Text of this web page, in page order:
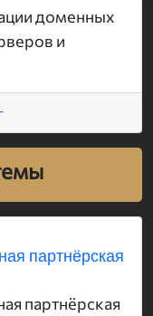
доменных
и
партнёрская
партнёрская